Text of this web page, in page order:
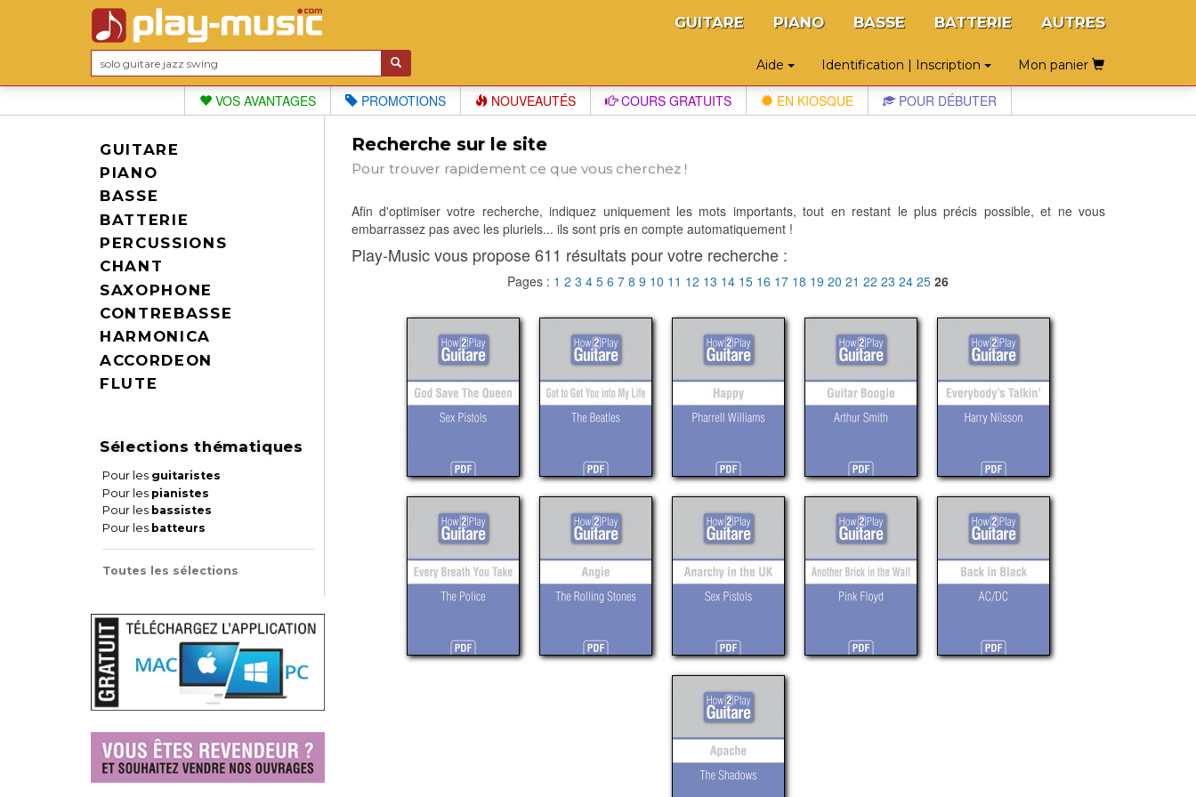
GUITARE PIANO BASSE BATTERIE AUTRES
Aide Identification | Inscription Mon panier
VOS AVANTAGES PROMOTIONS NOUVEAUTÉS COURS GRATUITS EN KIOSQUE POUR DÉBUTER
GUITARE
PIANO
BASSE
BATTERIE
PERCUSSIONS
CHANT
SAXOPHONE
CONTREBASSE
HARMONICA
ACCORDEON
FLUTE
Sélections thématiques
Pour les guitaristes
Pour les pianistes
Pour les bassistes
Pour les batteurs
Toutes les sélections
Recherche sur le site
Pour trouver rapidement ce que vous cherchez !
Afin d'optimiser votre recherche, indiquez uniquement les mots importants, tout en restant le plus précis possible, et ne vous
embarrassez pas avec les pluriels... ils sont pris en compte automatiquement !
Play-Music vous propose 611 résultats pour votre recherche :
Pages : 1 2 3 4 5 6 7 8 9 10 11 12 13 14 15 16 17 18 19 20 21 22 23 24 25 26